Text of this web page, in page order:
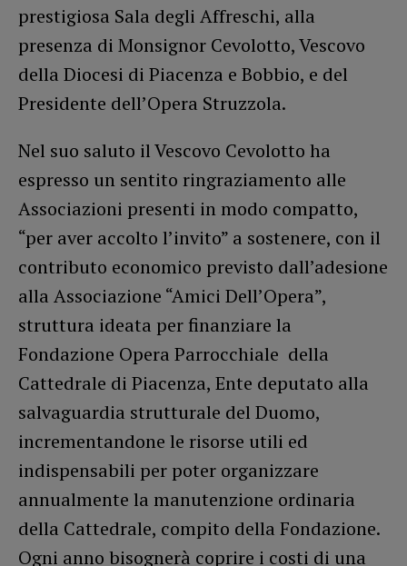
prestigiosa Sala degli Affreschi, alla
presenza di Monsignor Cevolotto, Vescovo
della Diocesi di Piacenza e Bobbio, e del
Presidente dell’Opera Struzzola.
Nel suo saluto il Vescovo Cevolotto ha
espresso un sentito ringraziamento alle
Associazioni presenti in modo compatto,
“per aver accolto l’invito” a sostenere, con il
contributo economico previsto dall’adesione
alla Associazione “Amici Dell’Opera”,
struttura ideata per finanziare la
Fondazione Opera Parrocchiale della
Cattedrale di Piacenza, Ente deputato alla
salvaguardia strutturale del Duomo,
incrementandone le risorse utili ed
indispensabili per poter organizzare
annualmente la manutenzione ordinaria
della Cattedrale, compito della Fondazione.
Ogni anno bisognerà coprire i costi di una